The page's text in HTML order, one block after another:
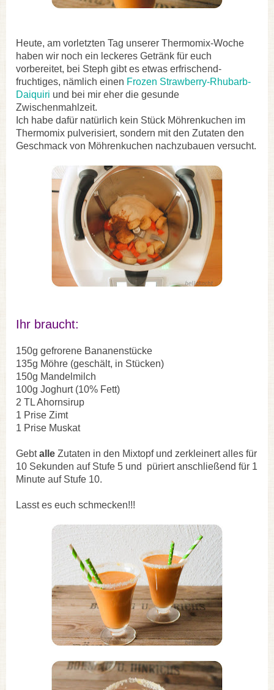
Heute, am vorletzten Tag unserer Thermomix-Woche
haben wir noch ein leckeres Getränk für euch
vorbereitet, bei Steph gibt es etwas erfrischend-
fruchtiges, nämlich einen Frozen Strawberry-Rhubarb-
Daiquiri und bei mir eher die gesunde
Zwischenmahlzeit.
Ich habe dafür natürlich kein Stück Möhrenkuchen im
Thermomix pulverisiert, sondern mit den Zutaten den
Geschmack von Möhrenkuchen nachzubauen versucht.
Ihr braucht:
150g gefrorene Bananenstücke
135g Möhre (geschält, in Stücken)
150g Mandelmilch
100g Joghurt (10% Fett)
2 TL Ahornsirup
1 Prise Zimt
1 Prise Muskat
Gebtalle Zutaten in den Mixtopf und zerkleinert alles für
10 Sekunden auf Stufe 5 und
püriert anschließend für 1
Minute auf Stufe 10.
Lasst es euch schmecken!!!